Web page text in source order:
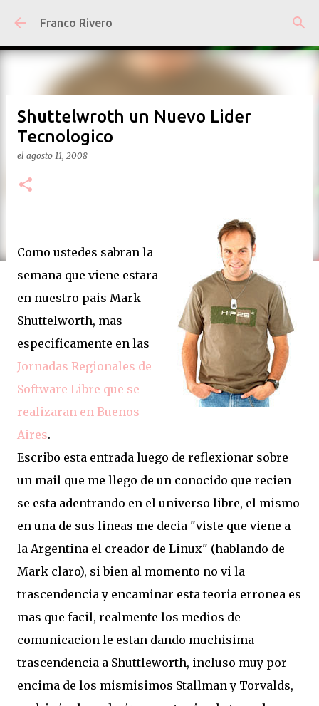
Ir al contenido principal
Franco Rivero
Shuttelwroth un Nuevo Lider
Tecnologico
el agosto 11, 2008
Como ustedes sabran la
semana que viene estara
en nuestro pais Mark
Shuttelworth, mas
especificamente en las
Jornadas Regionales de
Software Libre que se
realizaran en Buenos
Aires.
Escribo esta entrada luego de reflexionar sobre
un mail que me llego de un conocido que recien
se esta adentrando en el universo libre, el mismo
en una de sus lineas me decia "viste que viene a
la Argentina el creador de Linux" (hablando de
Mark claro), si bien al momento no vi la
trascendencia y encaminar esta teoria erronea es
mas que facil, realmente los medios de
comunicacion le estan dando muchisima
trascendencia a Shuttleworth, incluso muy por
encima de los mismisimos Stallman y Torvalds,